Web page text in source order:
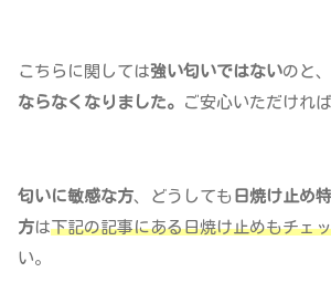
こちらに関しては強い匂いではないのと
ならなくなりました。
ご安心いただけれ
匂いに敏感な方、どうしても 日焼け止め
方は下記の記事にある日焼け止めもチェ
い。